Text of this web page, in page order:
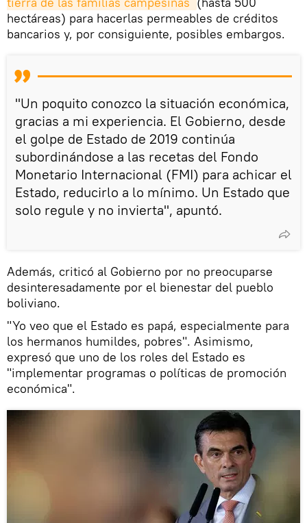
hectáreas) para hacerlas permeables de créditos
bancarios y, por consiguiente, posibles embargos.
"Un poquito conozco la situación económica,
gracias a mi experiencia. El Gobierno, desde
el golpe de Estado de 2019 continúa
subordinándose a las recetas del Fondo
Monetario Internacional (FMI) para achicar el
Estado, reducirlo a lo mínimo. Un Estado que
solo regule y no invierta", apuntó.
Además, criticó al Gobierno por no preocuparse
desinteresadamente por el bienestar del pueblo
boliviano.
"Yo veo que el Estado es papá, especialmente para
los hermanos humildes, pobres". Asimismo,
expresó que uno de los roles del Estado es
"implementar programas o políticas de promoción
económica".